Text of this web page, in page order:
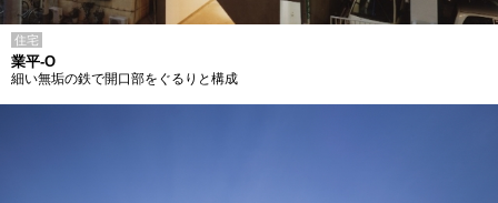
住宅
業平-O
細い無垢の鉄で開口部をぐるりと構成